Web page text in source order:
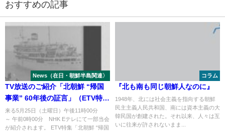
おすすめの記事
News（在日・朝鮮半島関連〉
TV放送のご紹介「北朝鮮 “帰国
事業” 60年後の証言」（ETV特
集）
来る5月25日（土曜日）午後11時00分
～ 午前0時00分 NHK Eテレにて一部当会
が紹介されます。 ETV特集「北朝鮮 “帰国
コラム
『北も南も同じ朝鮮人なのに』
1948年、北には社会主義を指向する朝鮮
民主主義人民共和国、南には資本主義の大
韓民国が創建された。それ以来、人々は互
いに往来が許されないまま...